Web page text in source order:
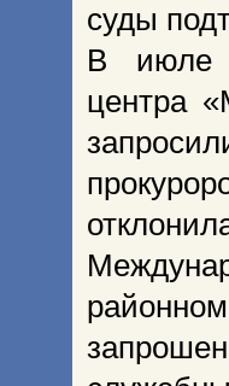
суды
В июле
центра